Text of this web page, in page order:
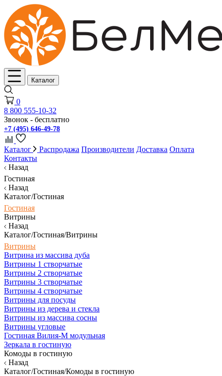
Каталог
0
8 800 555-10-32
Звонок - бесплатно
+7 (495) 646-49-78
Каталог Распродажа Производители Доставка Оплата
Контакты
Назад
Гостиная
Назад
Каталог/Гостиная
Гостиная
Витрины
Назад
Каталог/Гостиная/Витрины
Витрины
Витрина из массива дуба
Витрины 1 створчатые
Витрины 2 створчатые
Витрины 3 створчатые
Витрины 4 створчатые
Витрины для посуды
Витрины из дерева и стекла
Витрины из массива сосны
Витрины угловые
Гостиная Вилия-М модульная
Зеркала в гостиную
Комоды в гостиную
Назад
Каталог/Гостиная/Комоды в гостиную